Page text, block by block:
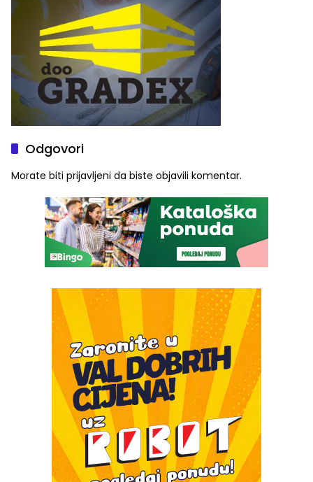
Odgovori
Morate biti prijavljeni da biste objavili komentar.